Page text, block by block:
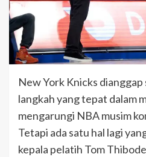
New York Knicks dianggap
langkah yang tepat dalam
mengarungi NBA musim
Tetapi ada satu hal lagi
kepala pelatih Tom